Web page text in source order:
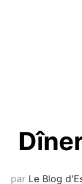
par Le Blog